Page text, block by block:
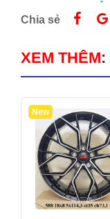
Chia sẻ
XEM THÊM:
New